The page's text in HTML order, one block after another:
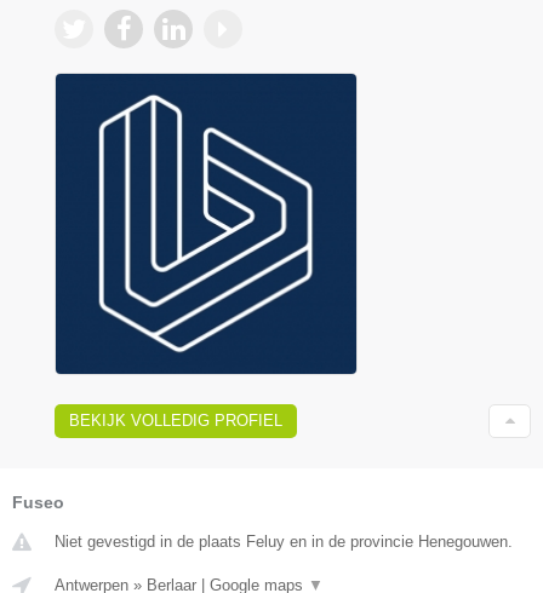
BEKIJK VOLLEDIG PROFIEL
Fuseo
Niet gevestigd in de plaats Feluy en in de provincie Henegouwen.
Antwerpen » Berlaar | Google maps ▼